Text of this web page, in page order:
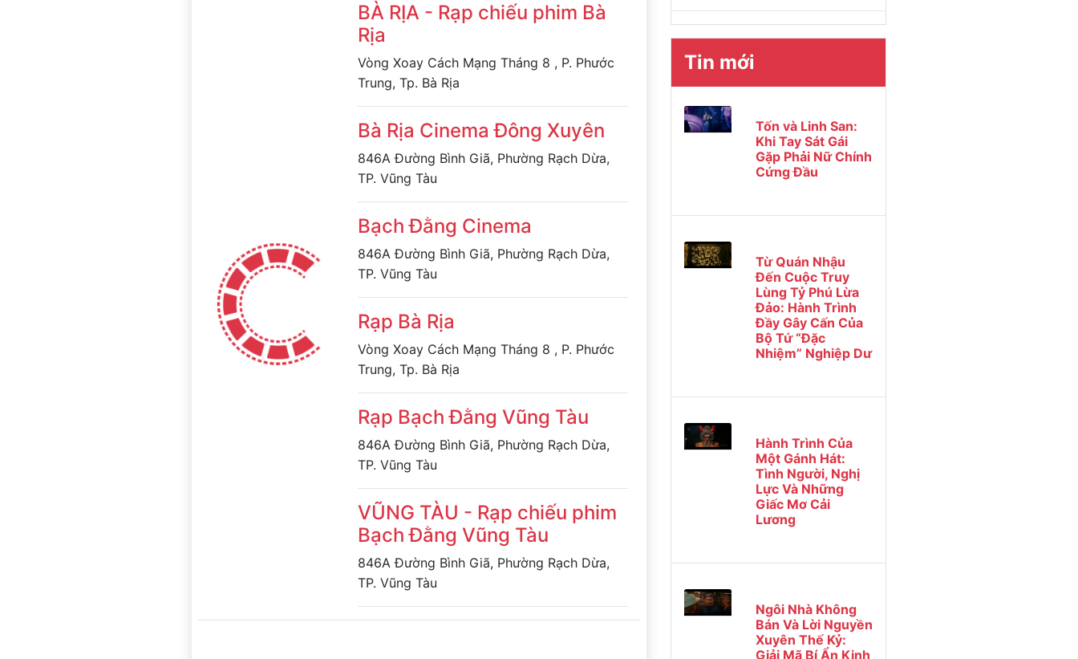
BÀ RỊA - Rạp chiếu phim Bà
Rịa
Vòng Xoay Cách Mạng Tháng 8 , P. Phước
Trung, Tp. Bà Rịa
Bà Rịa Cinema Đông Xuyên
846A Đường Bình Giã, Phường Rạch Dừa,
TP. Vũng Tàu
Bạch Đằng Cinema
846A Đường Bình Giã, Phường Rạch Dừa,
TP. Vũng Tàu
Rạp Bà Rịa
Vòng Xoay Cách Mạng Tháng 8 , P. Phước
Trung, Tp. Bà Rịa
Rạp Bạch Đằng Vũng Tàu
846A Đường Bình Giã, Phường Rạch Dừa,
TP. Vũng Tàu
VŨNG TÀU - Rạp chiếu phim
Bạch Đằng Vũng Tàu
846A Đường Bình Giã, Phường Rạch Dừa,
TP. Vũng Tàu
Tin mới
Tốn và Linh San:
Khi Tay Sát Gái
Gặp Phải Nữ Chính
Cứng Đầu
Từ Quán Nhậu
Đến Cuộc Truy
Lùng Tỷ Phú Lừa
Đảo: Hành Trình
Đầy Gây Cấn Của
Bộ Tứ “Đặc
Nhiệm” Nghiệp Dư
Hành Trình Của
Một Gánh Hát:
Tình Người, Nghị
Lực Và Những
Giấc Mơ Cải
Lương
Ngôi Nhà Không
Bán Và Lời Nguyền
Xuyên Thế Kỷ:
Giải Mã Bí Ẩn Kinh